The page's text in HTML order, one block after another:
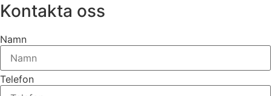
Kontakta oss
Namn
Telefon